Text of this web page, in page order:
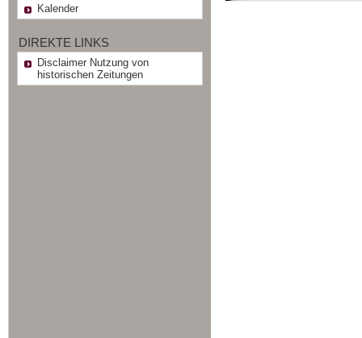
Kalender
DIREKTE LINKS
Disclaimer Nutzung von
historischen Zeitungen